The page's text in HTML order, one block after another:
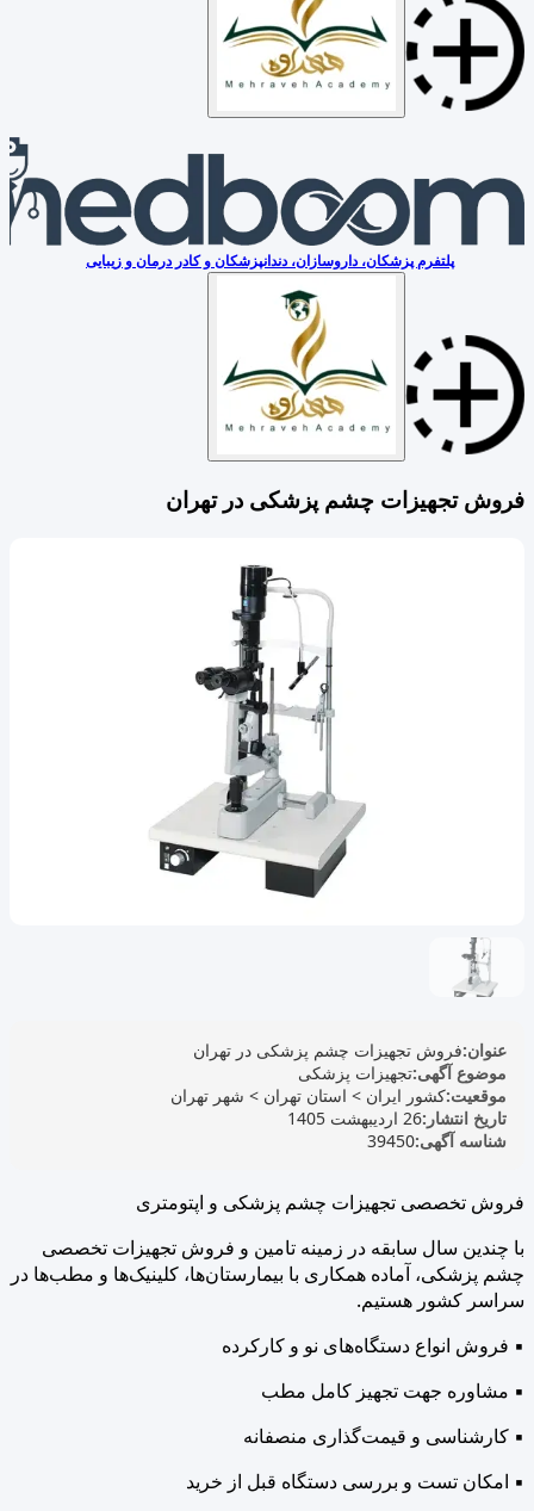
پلتفرم پزشکان، داروسازان، دندانپزشکان و کادر درمان و زیبایی
فروش تجهیزات چشم پزشکی در تهران
عنوان:فروش تجهیزات چشم پزشکی در تهران
موضوع آگهی:تجهیزات پزشکی
موقعیت:کشور ایران > استان تهران > شهر تهران
تاریخ انتشار:26 اردیبهشت 1405
شناسه آگهی:39450
فروش تخصصی تجهیزات چشم پزشکی و اپتومتری
با چندین سال سابقه در زمینه تامین و فروش تجهیزات تخصصی
چشم پزشکی، آماده همکاری با بیمارستان‌ها، کلینیک‌ها و مطب‌ها در
سراسر کشور هستیم.
▪ فروش انواع دستگاه‌های نو و کارکرده
▪ مشاوره جهت تجهیز کامل مطب
▪ کارشناسی و قیمت‌گذاری منصفانه
▪ امکان تست و بررسی دستگاه قبل از خرید